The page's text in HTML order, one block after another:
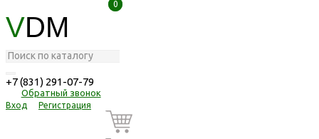
VDM
+7 (831) 291-07-79
Обратный звонок
Вход Регистрация
0
0